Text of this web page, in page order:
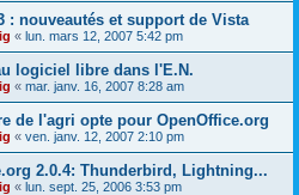
: nouveautés et support de Vista
« lun. mars 12, 2007 5:42 pm
logiciel libre dans l'E.N.
« mar. janv. 16, 2007 8:28 am
de l'agri opte pour OpenOffice.org
« ven. janv. 12, 2007 2:10 pm
2.0.4: Thunderbird, Lightning...
« lun. sept. 25, 2006 3:53 pm